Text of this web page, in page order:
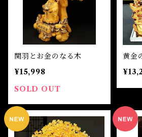
関羽とお金のなる木
¥15,998
SOLD OUT
黄金